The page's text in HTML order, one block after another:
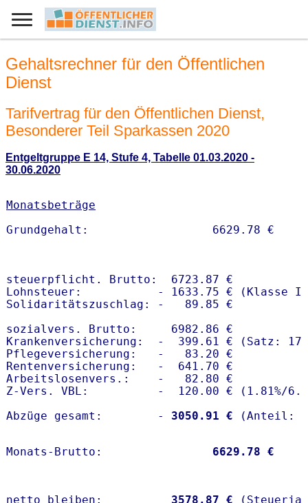
Gehaltsrechner für den Öffentlichen
Dienst
Tarifvertrag für den Öffentlichen Dienst,
Besonderer Teil Sparkassen 2020
Entgeltgruppe E 14, Stufe 4, Tabelle 01.03.2020 -
30.06.2020
Monatsbeträge
steuerpflicht. Brutto:  6723.87 €
Lohnsteuer:           - 1633.75 € (Klasse I)
Solidaritätszuschlag: -   89.85 €
sozialvers. Brutto:     6982.86 €
Krankenversicherung:  -  399.61 € (Satz:
Pflegeversicherung:   -   83.20 €
Rentenversicherung:   -  641.70 €
Arbeitslosenvers.:    -   82.80 €
Z-Vers. VBL:          -  120.00 € ( 1.81%/
Abzüge gesamt:        -
3050.91 €
Monats-Brutto: 6629.78 €
netto bleiben: 3578.87 €